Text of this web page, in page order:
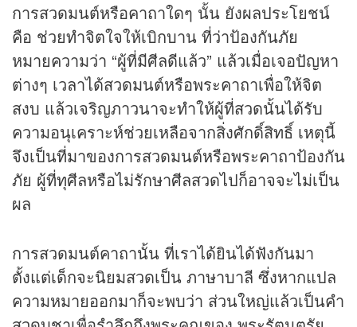
การสวดมนต์หรือคาถาใดๆ นั้น ยังผลประโยชน์
คือ ช่วยทำจิตใจให้เบิกบาน ที่ว่าป้องกันภัย
หมายความว่า “ผู้ที่มีศีลดีแล้ว” แล้วเมื่อเจอปัญหา
ต่างๆ เวลาได้สวดมนต์หรือพระคาถาเพื่อให้จิต
สงบ แล้วเจริญภาวนาจะทำให้ผู้ที่สวดนั้นได้รับ
ความอนุเคราะห์ช่วยเหลือจากสิ่งศักดิ์สิทธิ์ เหตุนี้
จึงเป็นที่มาของการสวดมนต์หรือพระคาถาป้องกัน
ภัย ผู้ที่ทุศีลหรือไม่รักษาศีลสวดไปก็อาจจะไม่เป็น
ผล
การสวดมนต์คาถานั้น ที่เราได้ยินได้ฟังกันมา
ตั้งแต่เด็กจะนิยมสวดเป็น ภาษาบาลี ซึ่งหากแปล
ความหมายออกมาก็จะพบว่า ส่วนใหญ่แล้วเป็นคำ